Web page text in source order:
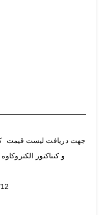
جهت دریافت لیست قیمت
و کنتاکتور